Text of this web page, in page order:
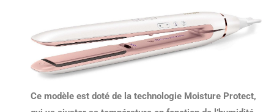
Ce modèle est doté de la technologie Moisture Protect,